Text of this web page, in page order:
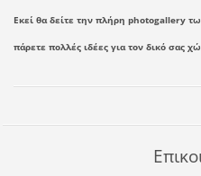
Εκεί θα δείτε την πλήρη photogallery
πάρετε πολλές ιδέες για τον δικό σας